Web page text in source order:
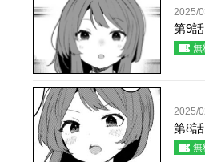
2025/
第9話
無
2025/
第8話
無